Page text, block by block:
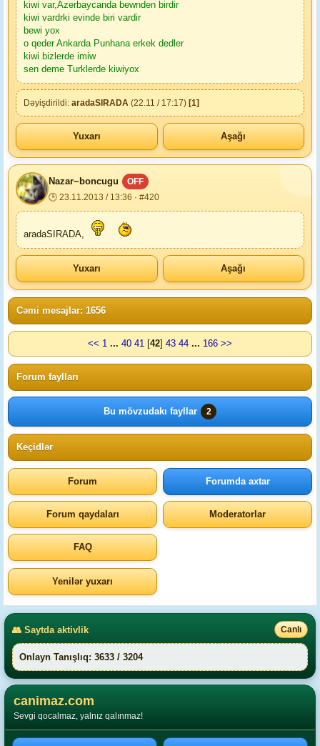
kiwi var,Azerbaycanda bewnden birdir
kiwi vardrki evinde biri vardir
bewi yox
o qeder Ankarda Punhana erkek dedler
kiwi bizlerde imiw
sen deme Turklerde kiwiyox
Dəyişdirildi: aradaSIRADA (22.11 / 17:17) [1]
Yuxarı Aşağı
Nazar~boncugu
OFF
🕒 23.11.2013 / 13:36 · #420
aradaSIRADA,
Yuxarı Aşağı
Cəmi mesajlar: 1656
<< 1 ... 40 41 [42] 43 44 ... 166 >>
Forum faylları
Bu mövzudakı fayllar 2
Keçidlər
Forum Forumda axtar
Forum qaydaları Moderatorlar
FAQ
Yenilər yuxarı
👥 Saytda aktivlik Canlı
Onlayn Tanışlıq: 3633 / 3204
canimaz.com
Sevgi qocalmaz, yalnız qalınmaz!